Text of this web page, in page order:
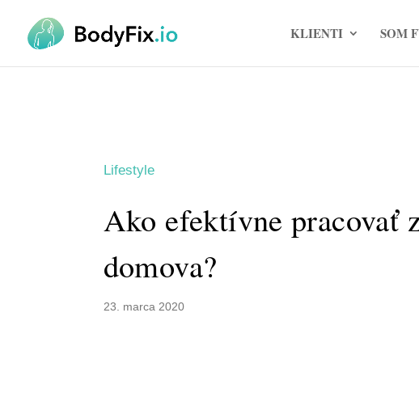
KLIENTI SOM
Lifestyle
Ako efektívne pracovať
domova?
23. marca 2020